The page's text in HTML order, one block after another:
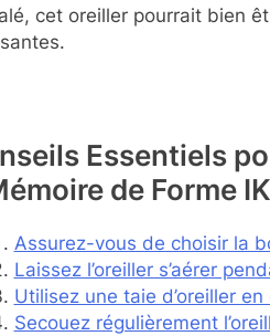
cet oreiller pourrait bien
Essentiels
de Forme
Assurez-vous de choisir la
Laissez l’oreiller s’aérer
Utilisez une taie d’oreiller
Secouez régulièrement